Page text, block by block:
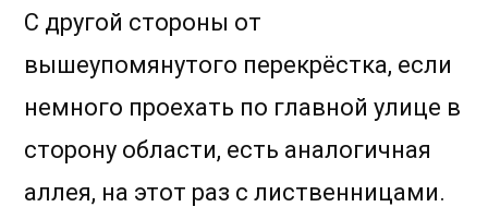
С другой стороны от
вышеупомянутого перекрёстка, если
немного проехать по главной улице в
сторону области, есть аналогичная
аллея, на этот раз с лиственницами.